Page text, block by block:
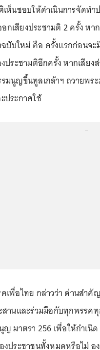
เห็นชอบให้ดำเนินการจัดท
กเสียงประชามติ 2 ครั้ง ห
บใหม่ คือ ครั้งแรกก่อนจะ
ประชามติอีกครั้ง หากเสีย
รมนูญขึ้นทูลเกล้าฯ ถวายพ
ประกาศใช้
เพื่อไทย กล่าวว่า ด่านสำ
สานและร่วมมือกับทุกพรรค
ญ มาตรา 256 เพื่อให้กำเนิ
งประชาชนทั้งหมดหรือไม่